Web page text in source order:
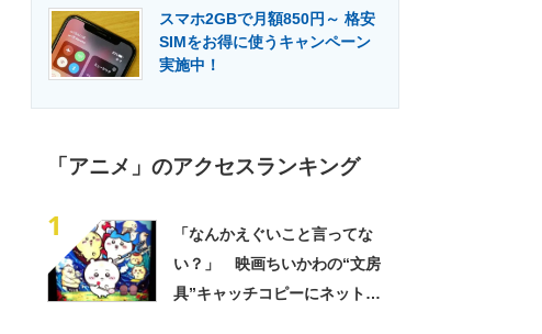
スマホ2GBで月額850円～ 格安
SIMをお得に使うキャンペーン
実施中！
「アニメ」のアクセスランキング
1
「なんかえぐいこと言ってな
い？」 映画ちいかわの“文房
具”キャッチコピーにネット騒